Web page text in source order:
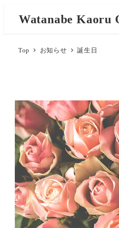
Watanabe Kaoru
Top お知らせ 誕生日